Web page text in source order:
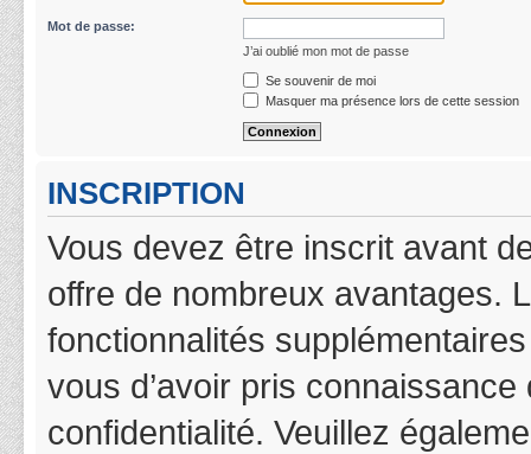
Mot de passe:
J’ai oublié mon mot de passe
Se souvenir de moi
Masquer ma présence lors de cette session
INSCRIPTION
Vous devez être inscrit avant
offre de nombreux avantages.
fonctionnalités
vous d’avoir pris
confidentialité. Veuillez